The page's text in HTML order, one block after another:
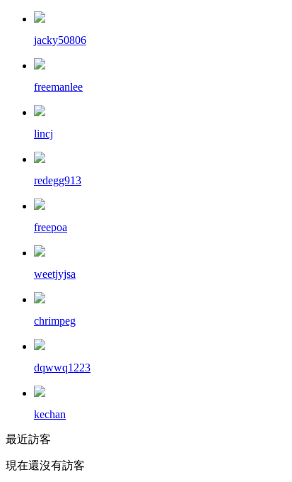
jacky50806
freemanlee
lincj
redegg913
freepoa
weetjyjsa
chrimpeg
dqwwq1223
kechan
最近訪客
現在還沒有訪客